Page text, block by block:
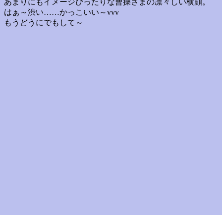
あまりにもイメージぴったりな曹操さまの凛々しい横顔。
はぁ～渋い……かっこいい～vvv
もうどうにでもして～